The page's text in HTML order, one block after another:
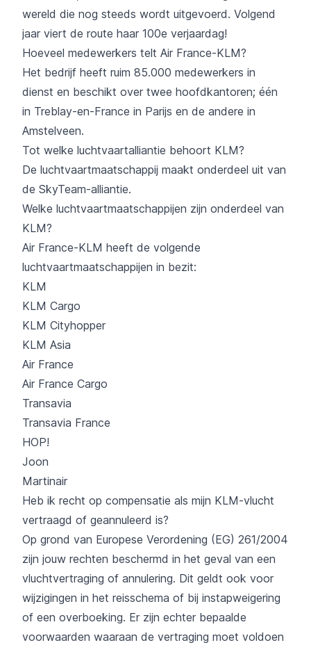
wereld die nog steeds wordt uitgevoerd. Volgend
jaar viert de route haar 100e verjaardag!
Hoeveel medewerkers telt Air France-KLM?
Het bedrijf heeft ruim 85.000 medewerkers in
dienst en beschikt over twee hoofdkantoren; één
in Treblay-en-France in Parijs en de andere in
Amstelveen.
Tot welke luchtvaartalliantie behoort KLM?
De luchtvaartmaatschappij maakt onderdeel uit van
de SkyTeam-alliantie.
Welke luchtvaartmaatschappijen zijn onderdeel van
KLM?
Air France-KLM heeft de volgende
luchtvaartmaatschappijen in bezit:
KLM
KLM Cargo
KLM Cityhopper
KLM Asia
Air France
Air France Cargo
Transavia
Transavia France
HOP!
Joon
Martinair
Heb ik recht op compensatie als mijn KLM-vlucht
vertraagd of geannuleerd is?
Op grond van Europese Verordening (EG) 261/2004
zijn jouw rechten beschermd in het geval van een
vluchtvertraging of annulering. Dit geldt ook voor
wijzigingen in het reisschema of bij instapweigering
of een overboeking. Er zijn echter bepaalde
voorwaarden waaraan de vertraging moet voldoen